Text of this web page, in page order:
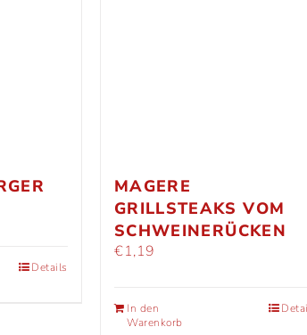
Details
MAGERE
GRILLSTEAKS VOM
SCHWEINERÜCKEN
€1,19
In den
Warenkorb